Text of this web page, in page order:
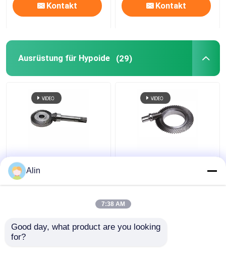
Kontakt Kontakt
Ausrüstung für Hypoide (29)
Allgemein Hypoid
Getriebe Helical Bevel
Pinion Getriebewelle 90
CNC-geschliffene
Alin
7:38 AM
Good day, what product are you looking
for?